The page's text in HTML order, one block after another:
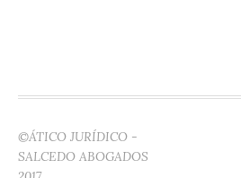
©ÁTICO JURÍDICO -
SALCEDO ABOGADOS